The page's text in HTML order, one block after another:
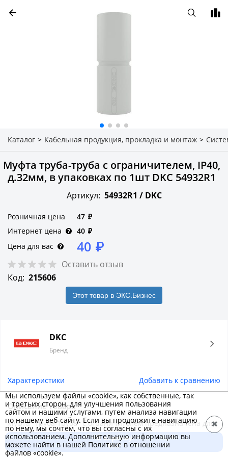
Каталог > Кабельная продукция, прокладка и монтаж >
Муфта труба-труба с ограничителем, IP40,
д.32мм, в упаковках по 1шт DKC 54932R1
Артикул: 54932R1 / DKC
Розничная цена 47 ₽
Интернет цена
40 ₽
Цена для вас
40 ₽
Оставить отзыв
Код: 215606
Этот товар в ЭКС.Бизнес
DKC
Бренд
Характеристики Добавить к сравнению
Описание товара
Муфта "труба-труба" с ограничителем предназначена для
прямого соединения труб одинакового диаметра.
Применение муфты позволяет проектировать трассы
В корзину
40 ₽
Мы используем файлы «cookie», как собственные, так
и третьих сторон, для улучшения пользования
сайтом и нашими услугами, путем анализа навигации
по нашему веб-сайту. Если вы продолжите навигацию
по нему, мы сочтем, что вы согласны с их
использованием. Дополнительную информацию вы
можете найти в нашей Политике в отношении
файлов «cookie».
✖